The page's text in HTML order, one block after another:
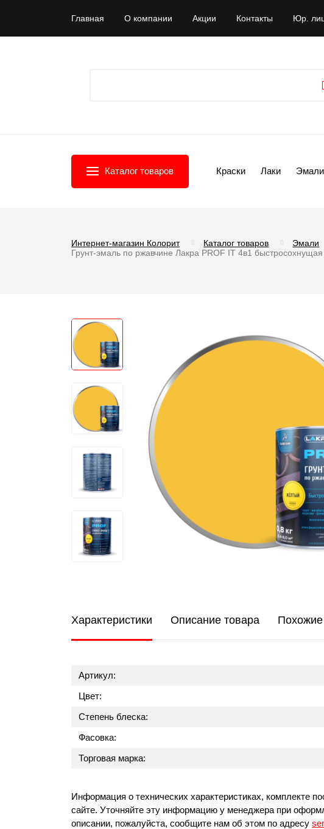
Главная О компании Акции Контакты Юр.
Каталог товаров Краски Лаки Эмали
Интернет-магазин Колорит Каталог товаров Эмали
Грунт-эмаль по ржавчине Лакра PROF IT 4в1
Характеристики Описание товара
Артикул:
Цвет:
Степень блеска:
Фасовка:
Торговая марка:
Информация о технических характеристиках, комплекте
сайте. Уточняйте эту информацию у менеджера при
описании, пожалуйста, сообщите нам об этом по адресу